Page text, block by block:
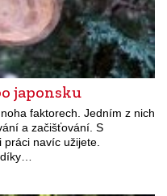
japonsku
faktorech. Jedním z nich
a začišťování. S
navíc užijete.